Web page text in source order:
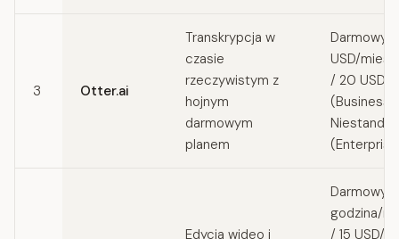
3 Otter.ai
Transkrypcja w
czasie
rzeczywistym z
hojnym
darmowym
planem
Darmowy /
USD/
/ 20 USD/
Edycja wideo i
Darmowy (1
godzina/
/ 15 USD/